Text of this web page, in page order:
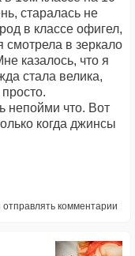
старалась не
в классе офигел,
смотрела в зеркало
казалось, что я
стала велика,
непойми что. Вот
когда джинсы
отправлять комментарии